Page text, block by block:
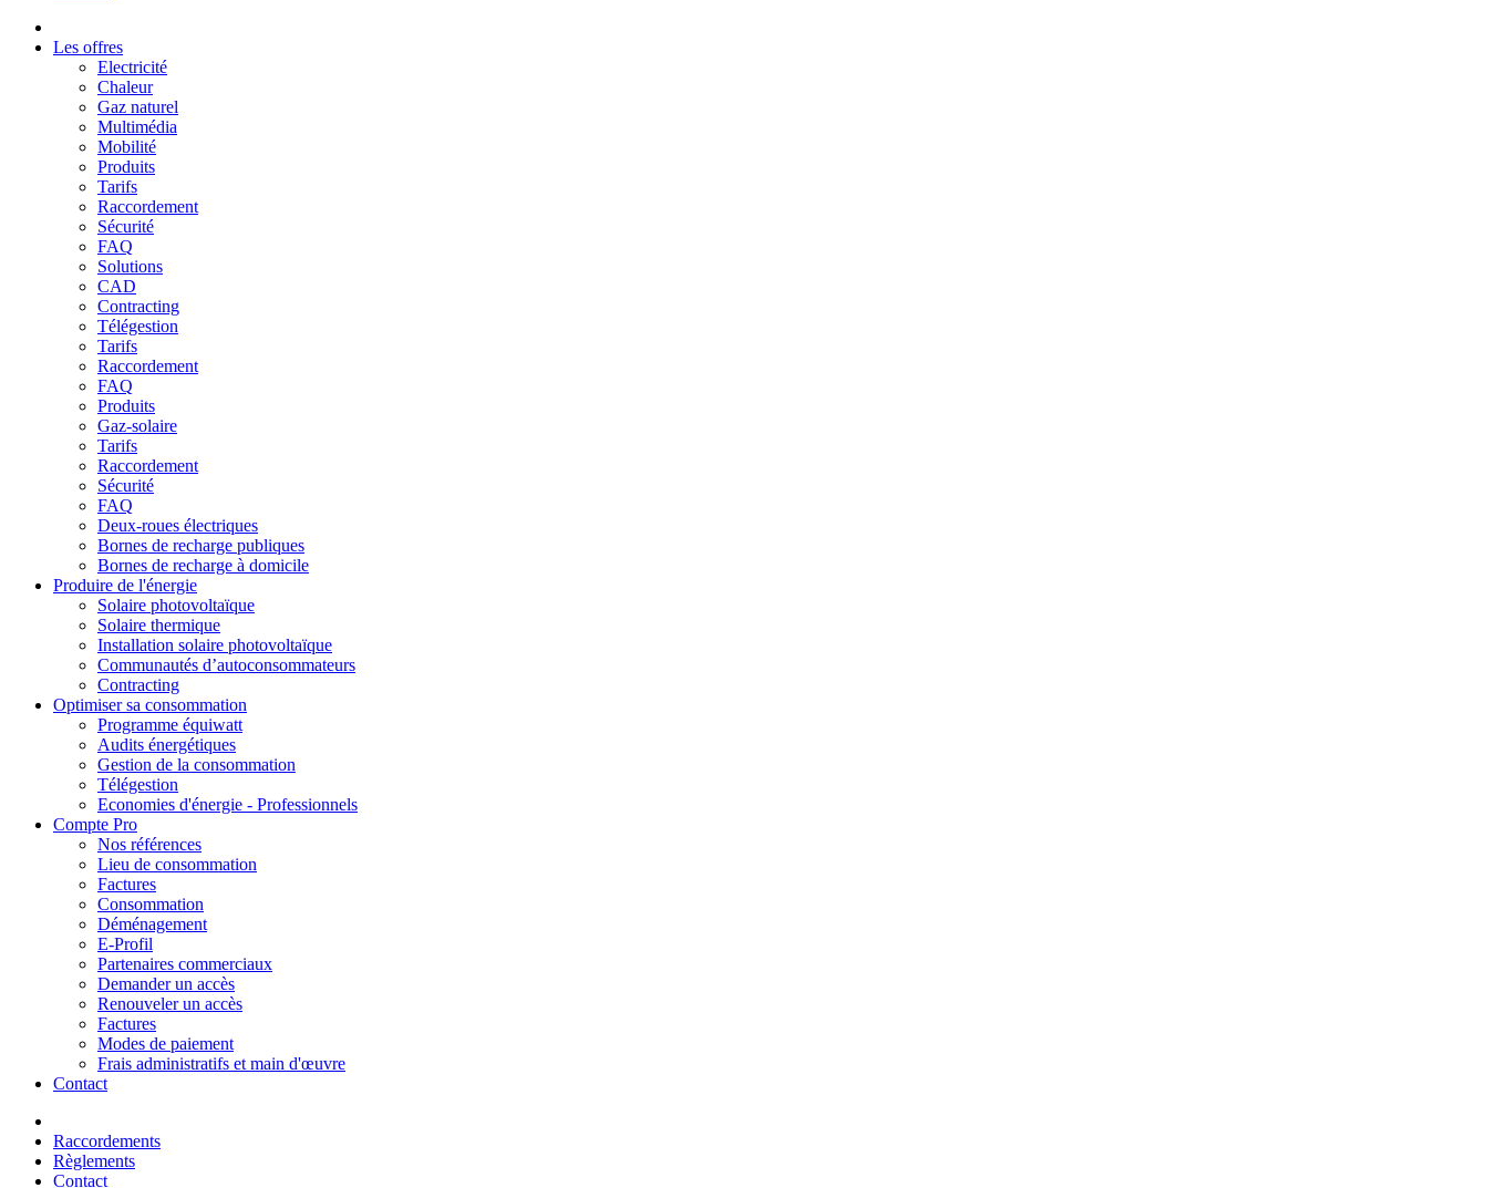
Les offres
Electricité
Chaleur
Gaz naturel
Multimédia
Mobilité
Produits
Tarifs
Raccordement
Sécurité
FAQ
Solutions
CAD
Contracting
Télégestion
Tarifs
Raccordement
FAQ
Produits
Gaz-solaire
Tarifs
Raccordement
Sécurité
FAQ
Deux-roues électriques
Bornes de recharge publiques
Bornes de recharge à domicile
Produire de l'énergie
Solaire photovoltaïque
Solaire thermique
Installation solaire photovoltaïque
Communautés d’autoconsommateurs
Contracting
Optimiser sa consommation
Programme équiwatt
Audits énergétiques
Gestion de la consommation
Télégestion
Economies d'énergie - Professionnels
Compte Pro
Nos références
Lieu de consommation
Factures
Consommation
Déménagement
E-Profil
Partenaires commerciaux
Demander un accès
Renouveler un accès
Factures
Modes de paiement
Frais administratifs et main d'œuvre
Contact
Raccordements
Règlements
Contact